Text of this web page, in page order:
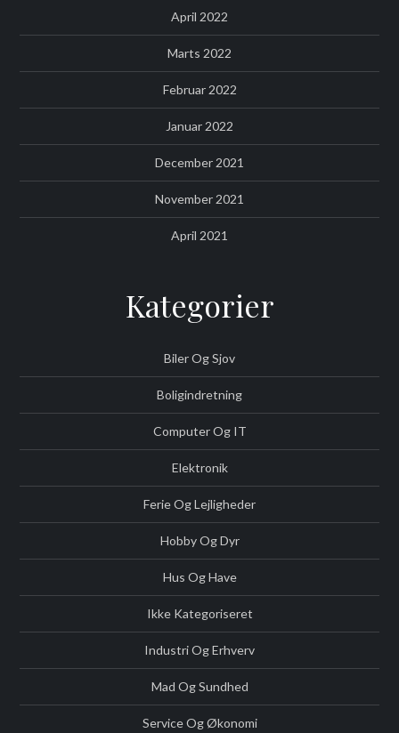
April 2022
Marts 2022
Februar 2022
Januar 2022
December 2021
November 2021
April 2021
Kategorier
Biler Og Sjov
Boligindretning
Computer Og IT
Elektronik
Ferie Og Lejligheder
Hobby Og Dyr
Hus Og Have
Ikke Kategoriseret
Industri Og Erhverv
Mad Og Sundhed
Service Og Økonomi